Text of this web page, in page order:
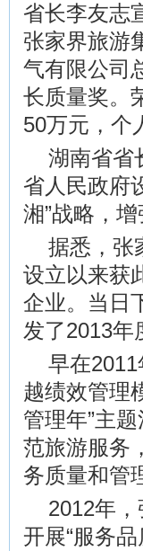
省长李友志
张家界旅游
气有限公司
长质量奖。
50万元，个
湖南省省
省人民政府
湘”战略，
据悉，张
设立以来获
企业。当日
发了2013年
早在
越绩效管理
管理年”主
范旅游服务
务质量和管
2012年
开展“服务